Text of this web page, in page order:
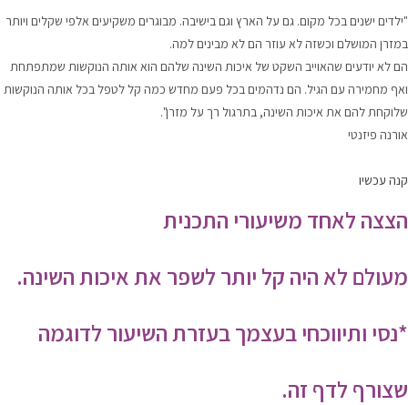
"ילדים ישנים בכל מקום. גם על הארץ וגם בישיבה. מבוגרים משקיעים אלפי שקלים ויותר
במזרן המושלם וכשזה לא עוזר הם לא מבינים למה.
הם לא יודעים שהאוייב השקט של איכות השינה שלהם הוא אותה הנוקשות שמתפתחת
ואף מחמירה עם הגיל. הם נדהמים בכל פעם מחדש כמה קל לטפל בכל אותה הנוקשות
שלוקחת להם את איכות השינה, בתרגול רך על מזרן".
אורנה פיזנטי
קנה עכשיו
הצצה לאחד משיעורי התכנית
מעולם לא היה קל יותר לשפר את איכות השינה.
*נסי ותיווכחי בעצמך בעזרת השיעור לדוגמה
שצורף לדף זה.